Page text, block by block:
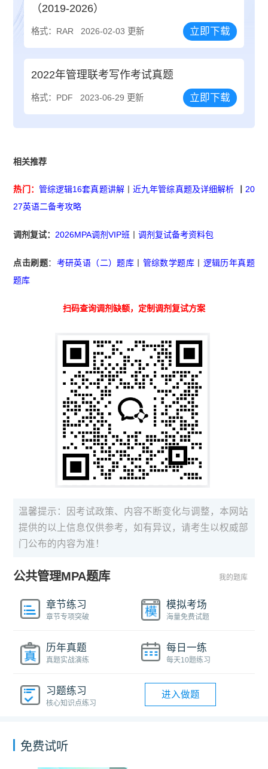
（2019-2026）
格式：RAR 2026-02-03 更新 立即下载
2022年管理联考写作考试真题
格式：PDF 2023-06-29 更新 立即下载
相关推荐
热门： 管综逻辑16套真题讲解丨近九年管综真题及详细解析
20
27英语二备考攻略
调剂复试：2026MPA调剂VIP班 丨调剂复试备考资料包
点击刷题： 考研英语（二）题库 管综数学题库
逻辑历年真题
题库
扫码查询调剂缺额，定制调剂复试方案
温馨提示：因考试政策、内容不断变化与调整，本网站
提供的以上信息仅供参考，如有异议，请考生以权威部
门公布的内容为准！
公共管理MPA题库 我的题库
章节练习
章节专项突破
模拟考场
海量免费试题
历年真题
真题实战演练
每日一练
每天10题练习
习题练习
核心知识点练习
进入做题
免费试听